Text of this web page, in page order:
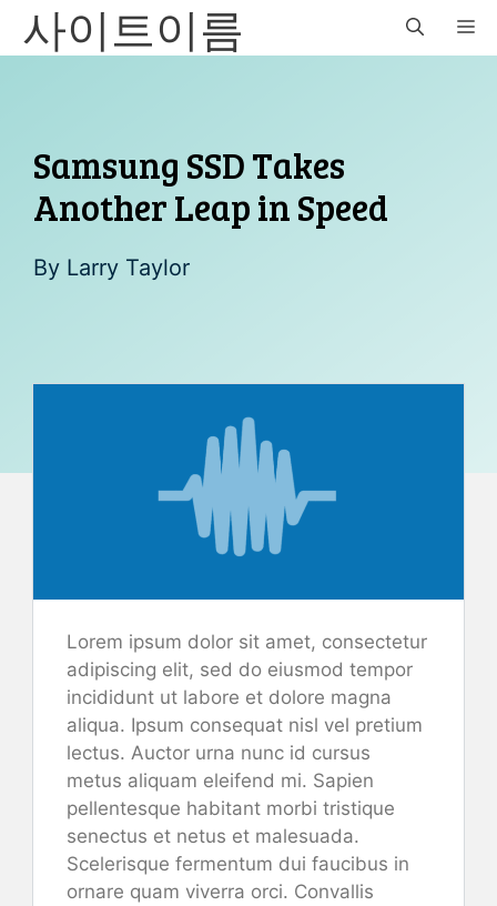
Skip사이트이름
Samsung SSD Takes
Another Leap in Speed
By Larry Taylor
Lorem ipsum dolor sit amet, consectetur
adipiscing elit, sed do eiusmod tempor
incididunt ut labore et dolore magna
aliqua. Ipsum consequat nisl vel pretium
lectus. Auctor urna nunc id cursus
metus aliquam eleifend mi. Sapien
pellentesque habitant morbi tristique
senectus et netus et malesuada.
Scelerisque fermentum dui faucibus in
ornare quam viverra orci. Convallis